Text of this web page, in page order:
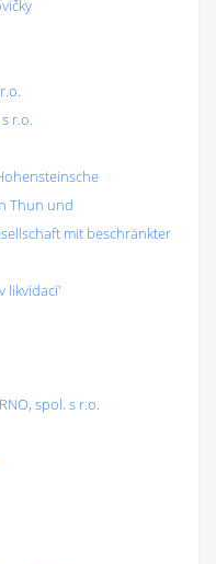
r.o.
Thun und
mit beschränkter
likvidaci'
spol. s r.o.